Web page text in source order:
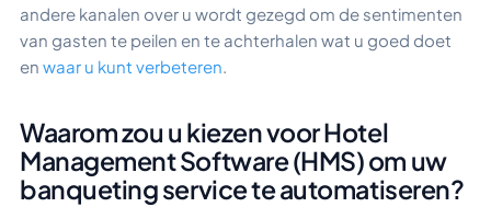
andere kanalen over u wordt gezegd om de sentimenten
van gasten te peilen en te achterhalen wat u goed doet
en waar u kunt verbeteren.
Waarom zou u kiezen voor Hotel
Management Software (HMS) om uw
banqueting service te automatiseren?